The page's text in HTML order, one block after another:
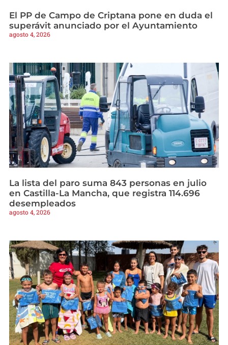
El PP de Campo de Criptana pone en duda el
superávit anunciado por el Ayuntamiento
agosto 4, 2026
La lista del paro suma 843 personas en julio
en Castilla-La Mancha, que registra 114.696
desempleados
agosto 4, 2026